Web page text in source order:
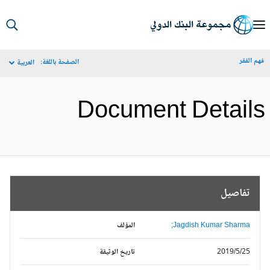
الفقر الصفحة باللغة: العربية
Document
تفاصيل
المؤلف Jagdish Kumar Sharma;
تاريخ الوثيقة 2019/5/25